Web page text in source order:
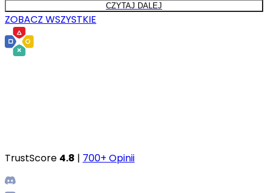
CZYTAJ DALEJ
ZOBACZ WSZYSTKIE
TrustScore 4.8 | 700+ Opinii